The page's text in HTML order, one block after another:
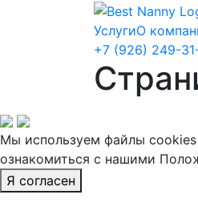
УслугиО
+7 (926) 249-
Мы используем файлы cookies
ознакомиться с нашими
Я согласен